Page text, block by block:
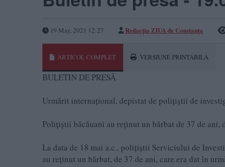
19 May, 2021 12:27 Redacția ZIUA de Constanța
ARTICOL COMPLET VERSIUNE PRINTABILA
BULETIN DE PRESĂ
Urmărit internaţional, depistat de poliţiştii de
Poliţiştii băcăuani au reţinut un bărbat de 37 de
La data de 18 mai a.c., poliţiştii Serviciului de
au reţinut un bărbat, de 37 de ani, care era dat în